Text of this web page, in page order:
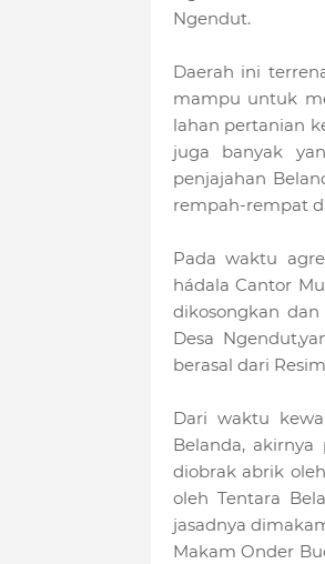
Ngendut.
Daerah ini
mampu untuk
lahan pertanian
juga banyak
penjajahan
rempah-rempat
Pada waktu
hádala Cantor
dikosongkan
Desa
berasal dari
Dari waktu
Belanda,
diobrak abrik
oleh Tentara
jasadnya
Makam Onder